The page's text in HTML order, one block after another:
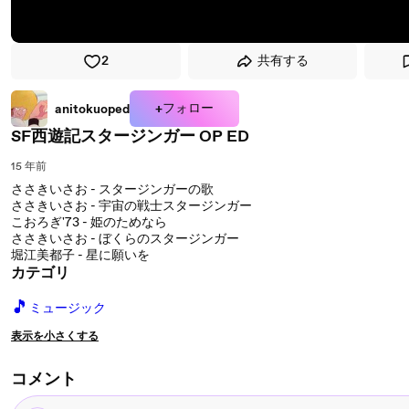
2 共有する
anitokuoped +フォロー
SF西遊記スタージンガー OP ED
15 年前
ささきいさお - スタージンガーの歌
ささきいさお - 宇宙の戦士スタージンガー
こおろぎ'73 - 姫のためなら
ささきいさお - ぼくらのスタージンガー
堀江美都子 - 星に願いを
カテゴリ
🎵 ミュージック
表示を小さくする
コメント